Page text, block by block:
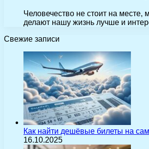
Человечество не стоит на месте,
делают нашу жизнь лучше и
Свежие записи
Как найти дешёвые билеты на
16.10.2025